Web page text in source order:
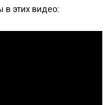
в этих видео: